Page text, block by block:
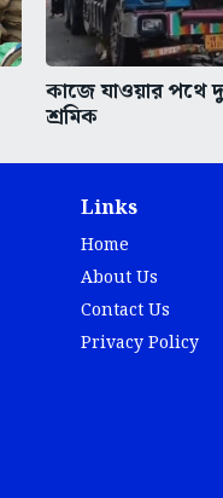
কাজে যাওয়ার পথে
শ্রমিক
Links
Home
About Us
Contact Us
Privacy Policy